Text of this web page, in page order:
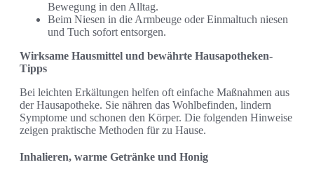
Bewegung in den Alltag.
Beim Niesen in die Armbeuge oder Einmaltuch niesen
und Tuch sofort entsorgen.
Wirksame Hausmittel und bewährte Hausapotheken-
Tipps
Bei leichten Erkältungen helfen oft einfache Maßnahmen aus
der Hausapotheke. Sie nähren das Wohlbefinden, lindern
Symptome und schonen den Körper. Die folgenden Hinweise
zeigen praktische Methoden für zu Hause.
Inhalieren, warme Getränke und Honig